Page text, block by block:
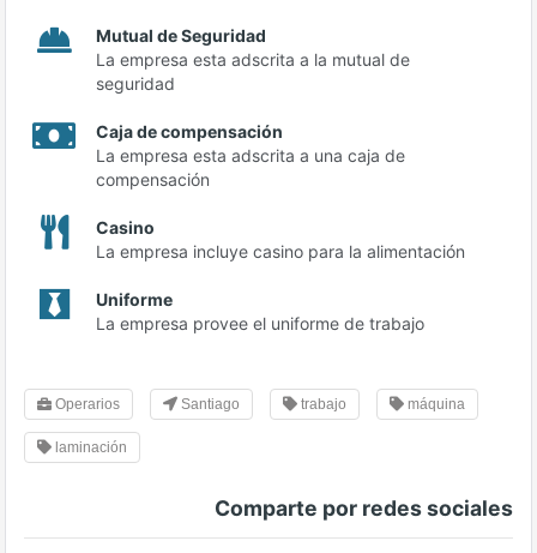
Mutual de Seguridad
La empresa esta adscrita a la mutual de
seguridad
Caja de compensación
La empresa esta adscrita a una caja de
compensación
Casino
La empresa incluye casino para la alimentación
Uniforme
La empresa provee el uniforme de trabajo
Operarios Santiago trabajo máquina
laminación
Comparte por redes sociales